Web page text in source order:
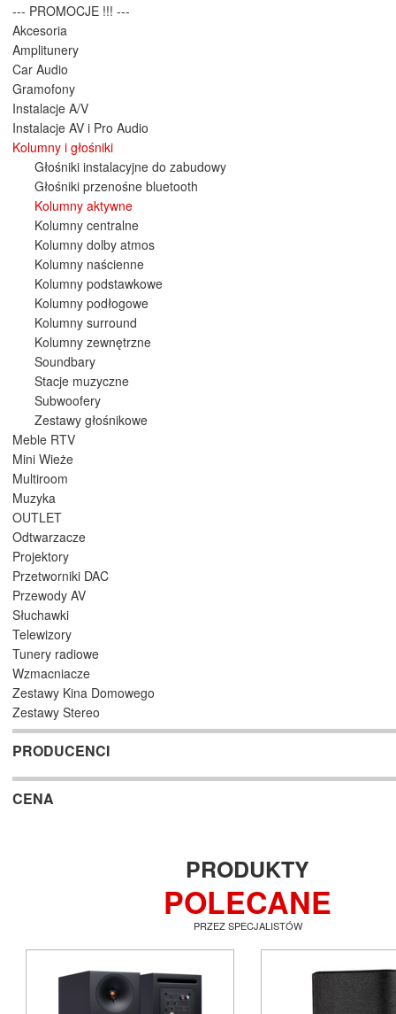
--- PROMOCJE !!! ---
Akcesoria
Amplitunery
Car Audio
Gramofony
Instalacje A/V
Instalacje AV i Pro Audio
Kolumny i głośniki
Głośniki instalacyjne do zabudowy
Głośniki przenośne bluetooth
Kolumny aktywne
Kolumny centralne
Kolumny dolby atmos
Kolumny naścienne
Kolumny podstawkowe
Kolumny podłogowe
Kolumny surround
Kolumny zewnętrzne
Soundbary
Stacje muzyczne
Subwoofery
Zestawy głośnikowe
Meble RTV
Mini Wieże
Multiroom
Muzyka
OUTLET
Odtwarzacze
Projektory
Przetworniki DAC
Przewody AV
Słuchawki
Telewizory
Tunery radiowe
Wzmacniacze
Zestawy Kina Domowego
Zestawy Stereo
PRODUCENCI
CENA
PRODUKTY
POLECANE
PRZEZ SPECJALISTÓW